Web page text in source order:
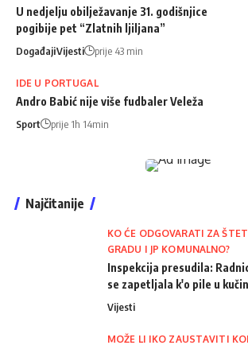
U nedjelju obilježavanje 31. godišnjice
pogibije pet “Zlatnih ljiljana”
DogađajiVijesti prije 43 min
IDE U PORTUGAL
Andro Babić nije više fudbaler Veleža
Sport prije 1h 14min
Najčitanije
KO ĆE ODGOVARATI ZA
GRADU I JP KOMUNALNO?
Inspekcija presudila:
se zapetljala k'o pile u
Vijesti
MOŽE LI IKO ZAUSTAVITI